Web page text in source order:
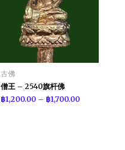
古佛
僧王 – 2540旗杆佛
฿1,200.00 – ฿1,700.00